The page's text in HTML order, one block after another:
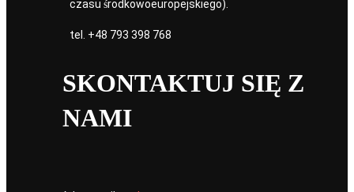
czasu środkowoeuropejskiego).
tel. +48 793 398 768
SKONTAKTUJ SIĘ Z
NAMI